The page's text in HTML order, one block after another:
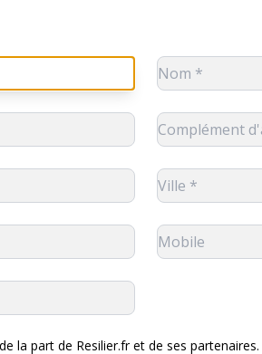
la part de Resilier.fr et de ses partenaires.